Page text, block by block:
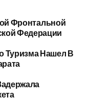
Фронтальной
Федерации
Туризма Нашел В